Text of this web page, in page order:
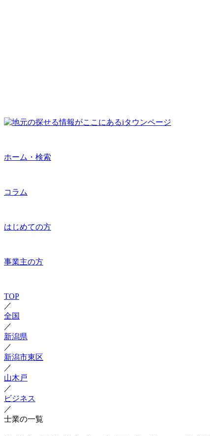
ホーム・検索
コラム
はじめての方
事業主の方
TOP
／
全国
／
新潟県
／
新潟市東区
／
山木戸
／
ビジネス
／
士業の一覧